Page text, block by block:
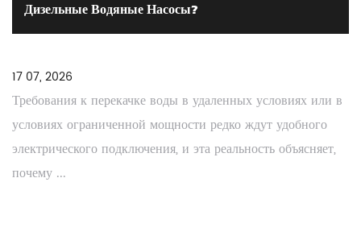
Дизельные Водяные Насосы?
17 07, 2026
Требования к перекачке воды в удаленных условиях или в
условиях ограниченной мощности редко ждут удобного
электрического подключения, и эта реальность объясняет,
почему ...